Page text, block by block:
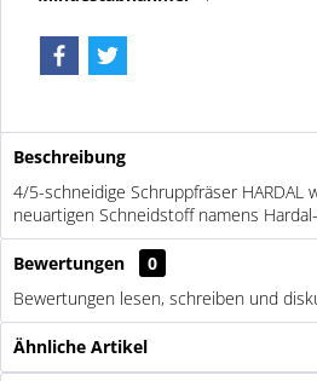
Beschreibung
4/5-schneidige Schruppfräser HARDAL
neuartigen Schneidstoff namens
Bewertungen
0
Bewertungen lesen, schreiben und
Ähnliche Artikel